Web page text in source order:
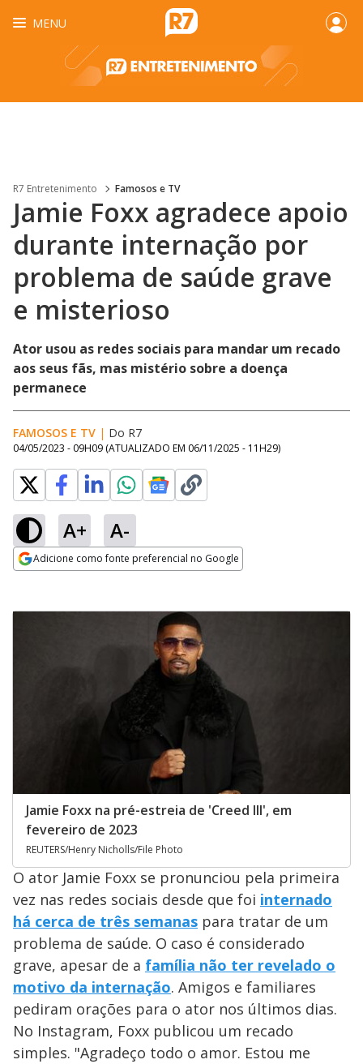
MENU
R7 Entretenimento Famosos e TV
Jamie Foxx agradece apoio
durante internação por
problema de saúde grave
e misterioso
Ator usou as redes sociais para mandar um recado
aos seus fãs, mas mistério sobre a doença
permanece
FAMOSOS E TV | Do R7
04/05/2023 - 09H09 (ATUALIZADO EM 06/11/2025 - 11H29)
A+ A-
Adicione como fonte preferencial no Google
Jamie Foxx na pré-estreia de 'Creed III', em
fevereiro de 2023
REUTERS/Henry Nicholls/File Photo
O ator Jamie Foxx se pronunciou pela primeira
vez nas redes sociais desde que foi internado
há cerca de três semanas para tratar de um
problema de saúde. O caso é considerado
grave, apesar de a família não ter revelado o
motivo da internação. Amigos e familiares
pediram orações para o ator nos últimos dias.
No Instagram, Foxx publicou um recado
simples. "Agradeço todo o amor. Estou me